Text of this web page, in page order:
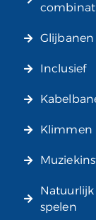
Glijbanen
Inclusief
Klimmen
Natuurlijk
spelen